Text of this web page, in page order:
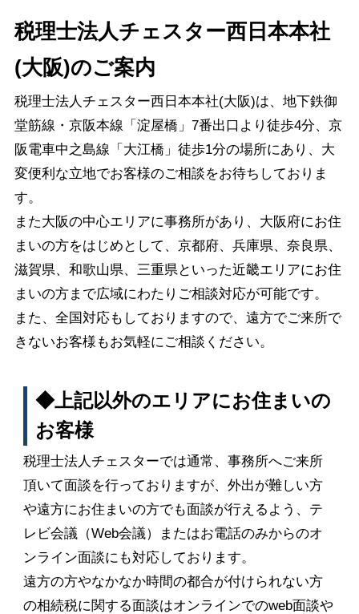
税理士法人チェスター西日本本社
(大阪)のご案内
税理士法人チェスター西日本本社(大阪)は、地下鉄御
堂筋線・京阪本線「淀屋橋」7番出口より徒歩4分、京
阪電車中之島線「大江橋」徒歩1分の場所にあり、大
変便利な立地でお客様のご相談をお待ちしておりま
す。
また大阪の中心エリアに事務所があり、大阪府にお住
まいの方をはじめとして、京都府、兵庫県、奈良県、
滋賀県、和歌山県、三重県といった近畿エリアにお住
まいの方まで広域にわたりご相談対応が可能です。
また、全国対応もしておりますので、遠方でご来所で
きないお客様もお気軽にご相談ください。
◆上記以外のエリアにお住まいの
お客様
税理士法人チェスターでは通常、事務所へご来所
頂いて面談を行っておりますが、外出が難しい方
や遠方にお住まいの方でも面談が行えるよう、テ
レビ会議（Web会議）またはお電話のみからのオ
ンライン面談にも対応しております。
遠方の方やなかなか時間の都合が付けられない方
の相続税に関する面談はオンラインでのweb面談や